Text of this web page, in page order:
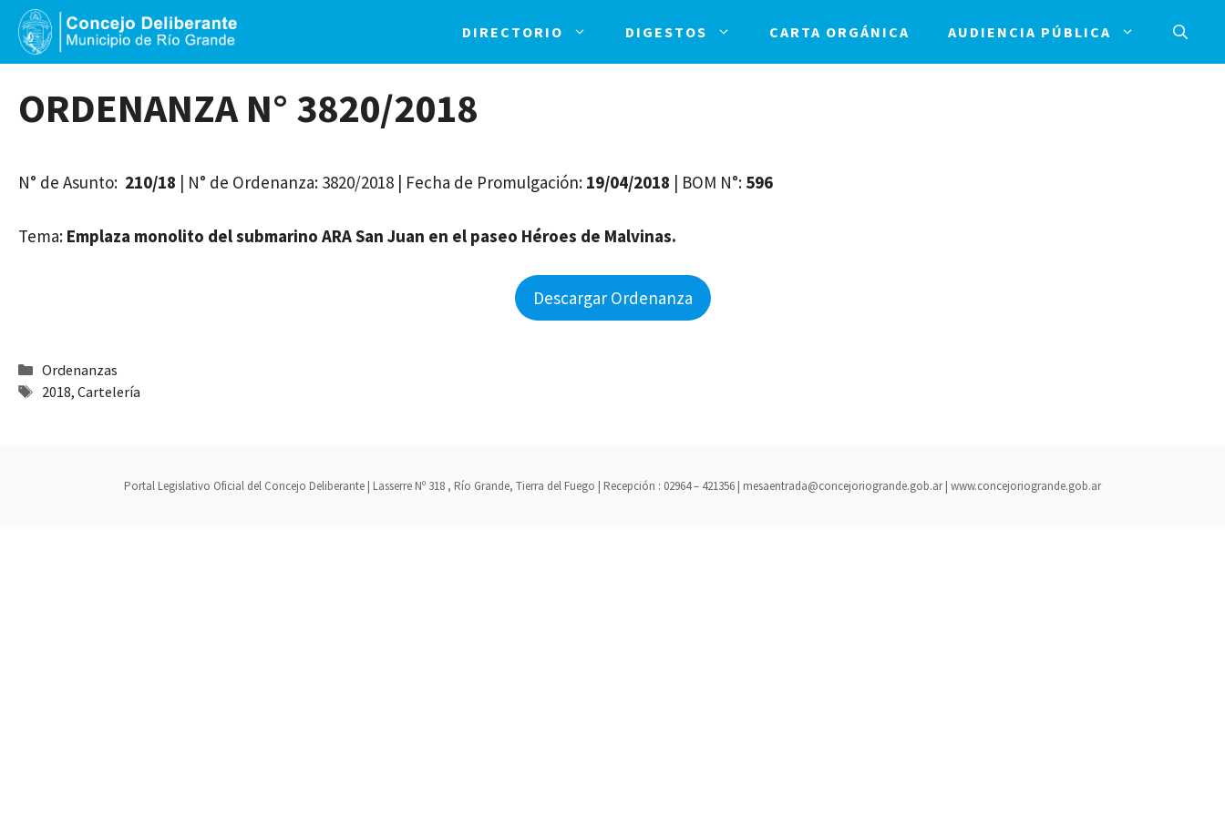
Saltar
contenido
DIRECTORIO DIGESTOS CARTA ORGÁNICA AUDIENCIA PÚBLICA
ORDENANZA N° 3820/2018
N° de Asunto: 210/18 | N° de Ordenanza: 3820/2018 | Fecha de Promulgación: 19/04/2018 | BOM N°: 596
Tema: Emplaza monolito del submarino ARA San Juan en el paseo Héroes de Malvinas.
Descargar Ordenanza
Categorías
Ordenanzas
Etiquetas
2018, Cartelería
Portal Legislativo Oficial del Concejo Deliberante | Lasserre Nº 318 , Río Grande, Tierra del Fuego | Recepción : 02964 – 421356 | mesaentrada@concejoriogrande.gob.ar | www.concejoriogrande.gob.ar